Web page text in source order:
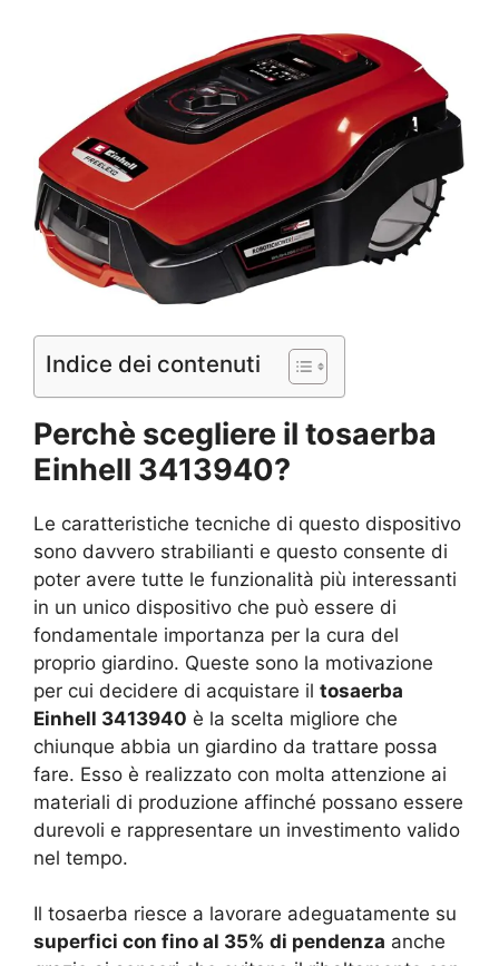
Indice dei contenuti
Perchè scegliere il tosaerba
Einhell 3413940?
Le caratteristiche tecniche di questo dispositivo
sono davvero strabilianti e questo consente di
poter avere tutte le funzionalità più interessanti
in un unico dispositivo che può essere di
fondamentale importanza per la cura del
proprio giardino. Queste sono la motivazione
per cui decidere di acquistare il tosaerba
Einhell 3413940 è la scelta migliore che
chiunque abbia un giardino da trattare possa
fare. Esso è realizzato con molta attenzione ai
materiali di produzione affinché possano essere
durevoli e rappresentare un investimento valido
nel tempo.
Il tosaerba riesce a lavorare adeguatamente su
superfici con fino al 35% di pendenza anche